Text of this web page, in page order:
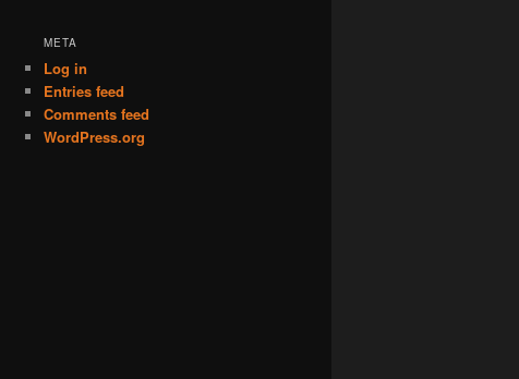
META
Log in
Entries feed
Comments feed
WordPress.org